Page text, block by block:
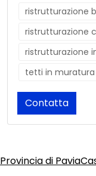
ristrutturazione
ristrutturazione
ristrutturazione
tetti in muratura
Contatta
Provincia di Pavia